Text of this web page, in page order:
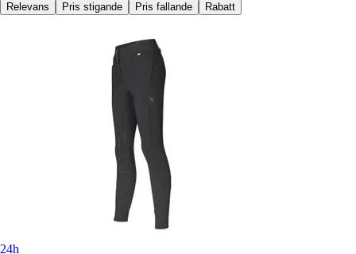
Relevans
Pris stigande Pris fallande Rabatt
24h